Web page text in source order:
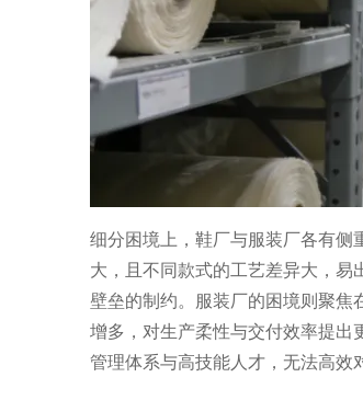
细分困境上，鞋厂与服装厂各有侧
大，且不同款式的工艺差异大，
壁垒的制约。服装厂的困境则聚
增多，对生产柔性与交付效率提出
管理体系与高技能人才，无法高效